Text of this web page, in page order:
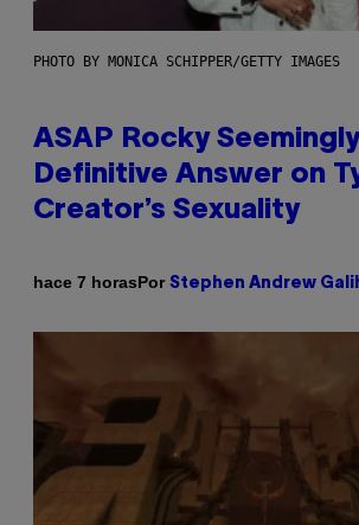
PHOTO BY MONICA SCHIPPER/GETTY IMAGES
ASAP Rocky
Definitive Answer on
Creator’s Sexuality
hace 7 horasPor Stephen Andrew